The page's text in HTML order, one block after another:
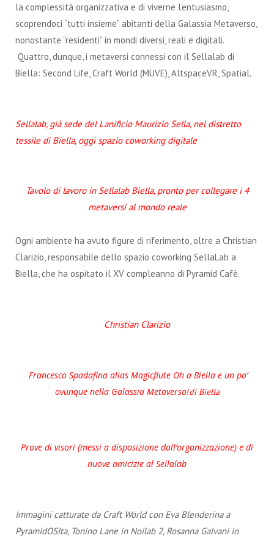
la complessità organizzativa e di viverne l’entusiasmo,
scoprendoci “tutti insieme” abitanti della Galassia Metaverso,
nonostante “residenti” in mondi diversi, reali e digitali.
Quattro, dunque, i metaversi connessi con il Sellalab di
Biella: Second Life, Craft World (MUVE), AltspaceVR, Spatial.
Sellalab, già sede del Lanificio Maurizio Sella, nel distretto
tessile di Biella, oggi spazio coworking digitale
Tavolo di lavoro in Sellalab Biella, pronto per collegare i 4
metaversi al mondo reale
Ogni ambiente ha avuto figure di riferimento, oltre a Christian
Clarizio, responsabile dello spazio coworking SellaLab a
Biella, che ha ospitato il XV compleanno di Pyramid Cafè.
Christian Clarizio
Francesco Spadafina alias Magicflute Oh a Biella e un po’
ovunque nella Galassia Metaverso!di Biella
Prove di visori (messi a disposizione dall’organizzazione) e di
nuove amicizie al Sellalab
Immagini catturate da Craft World con Eva Blenderina a
PyramidOSIta, Tonino Lane in Noilab 2, Rosanna Galvani in